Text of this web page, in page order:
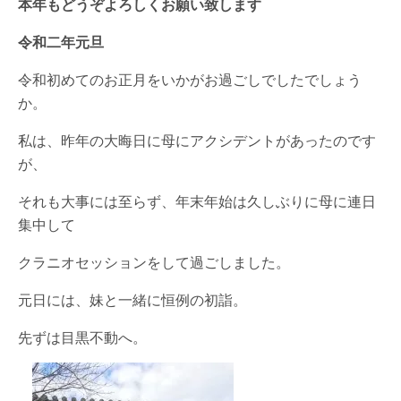
本年もどうぞよろしくお願い致します
令和二年元旦
令和初めてのお正月をいかがお過ごしでしたでしょう
か。
私は、昨年の大晦日に母にアクシデントがあったのです
が、
それも大事には至らず、年末年始は久しぶりに母に連日
集中して
クラニオセッションをして過ごしました。
元日には、妹と一緒に恒例の初詣。
先ずは目黒不動へ。